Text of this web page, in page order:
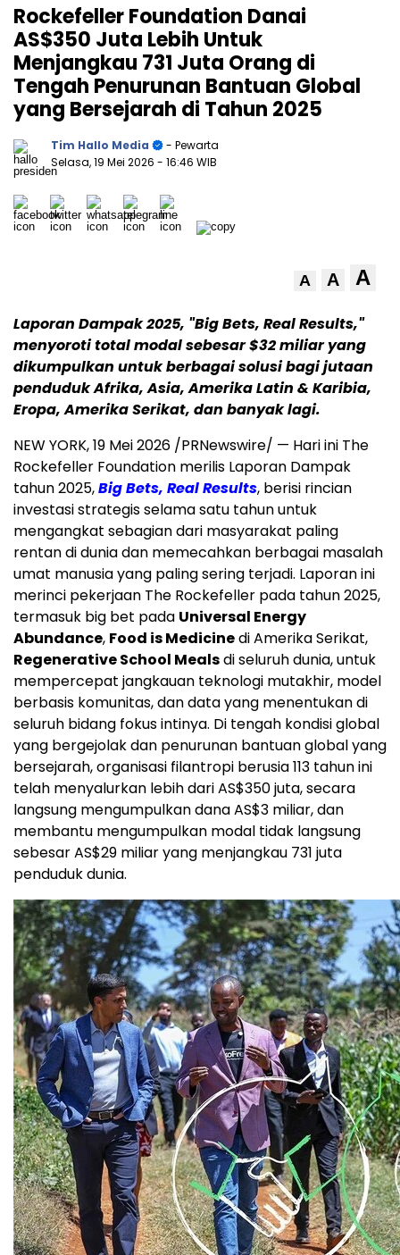
Rockefeller Foundation Danai
AS$350 Juta Lebih Untuk
Menjangkau 731 Juta Orang di
Tengah Penurunan Bantuan Global
yang Bersejarah di Tahun 2025
Tim Hallo Media
- Pewarta
Selasa, 19 Mei 2026 - 16:46 WIB
A A A
Laporan Dampak 2025, "Big Bets, Real Results,"
menyoroti total modal sebesar $32 miliar yang
dikumpulkan untuk berbagai solusi bagi jutaan
penduduk Afrika, Asia, Amerika Latin & Karibia,
Eropa, Amerika Serikat, dan banyak lagi.
NEW YORK,19 Mei 2026 /PRNewswire/ — Hari ini The
Rockefeller Foundation merilis Laporan Dampak
tahun 2025,Big Bets, Real Results, berisi rincian
investasi strategis selama satu tahun untuk
mengangkat sebagian dari masyarakat paling
rentan di dunia dan memecahkan berbagai masalah
umat manusia yang paling sering terjadi. Laporan ini
merinci pekerjaan The Rockefeller pada tahun 2025,
termasuk big bet pada Universal Energy
Abundance, Food is Medicinedi Amerika Serikat,
Regenerative School Mealsdi seluruh dunia, untuk
mempercepat jangkauan teknologi mutakhir, model
berbasis komunitas, dan data yang menentukan di
seluruh bidang fokus intinya. Di tengah kondisi global
yang bergejolak dan penurunan bantuan global yang
bersejarah, organisasi filantropi berusia 113 tahun ini
telah menyalurkan lebih dari AS$350 juta, secara
langsung mengumpulkan dana AS$3 miliar, dan
membantu mengumpulkan modal tidak langsung
sebesar AS$29 miliar yang menjangkau 731 juta
penduduk dunia.